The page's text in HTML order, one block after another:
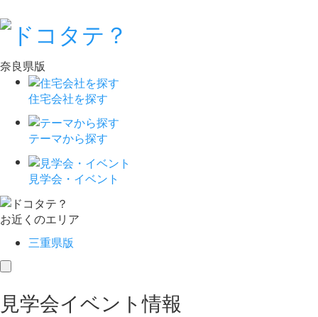
奈良県版
住宅会社を探す
テーマから探す
見学会・イベント
お近くのエリア
三重県版
toggle
見学会イベント情報